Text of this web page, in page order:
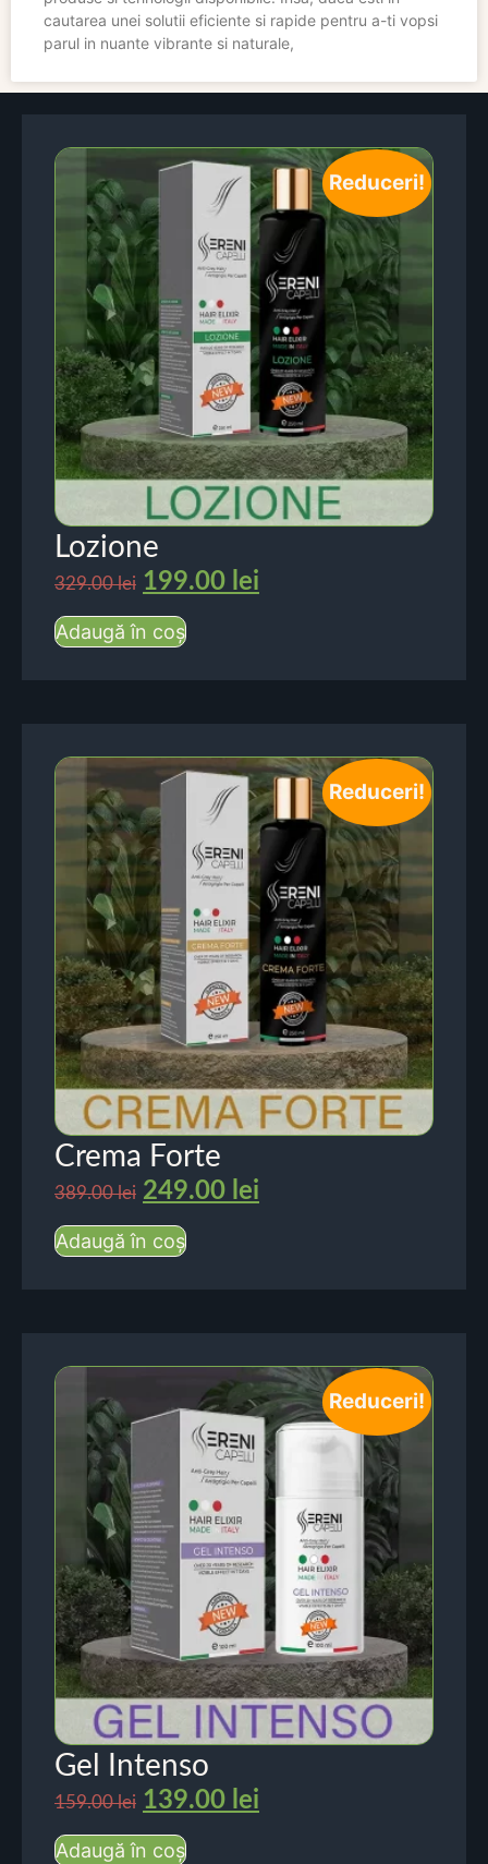
cautarea unei solutii eficiente si rapide pentru a-ti vopsi
parul in nuante vibrante si naturale,
Reduceri!
Lozione
329.00lei 199.00 lei
Adaugă în coș
Reduceri!
Crema Forte
389.00lei 249.00 lei
Adaugă în coș
Reduceri!
Gel Intenso
159.00lei 139.00 lei
Adaugă în coș